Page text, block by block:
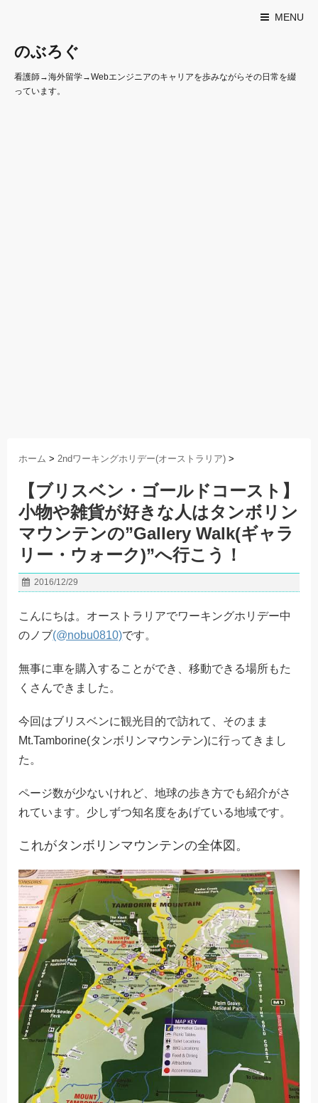
MENU
のぶろぐ
看護師→海外留学→Webエンジニアのキャリアを歩みながらその日常を綴
っています。
ホーム >2ndワーキングホリデー(オーストラリア) >
【ブリスベン・ゴールドコースト】
小物や雑貨が好きな人はタンボリン
マウンテンの”Gallery Walk(ギャラ
リー・ウォーク)”へ行こう！
2016/12/29
こんにちは。オーストラリアでワーキングホリデー中
のノブ(@nobu0810)です。
無事に車を購入することができ、移動できる場所もた
くさんできました。
今回はブリスベンに観光目的で訪れて、そのまま
Mt.Tamborine(タンボリンマウンテン)に行ってきまし
た。
ページ数が少ないけれど、地球の歩き方でも紹介がさ
れています。少しずつ知名度をあげている地域です。
これがタンボリンマウンテンの全体図。